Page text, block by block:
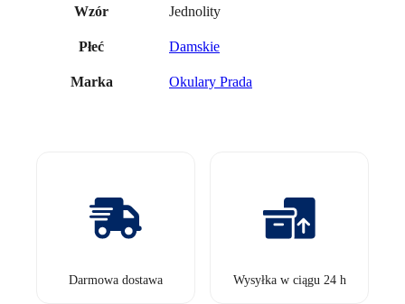
Wzór Jednolity
Płeć Damskie
Marka Okulary Prada
Darmowa dostawa Wysyłka w ciągu 24 h